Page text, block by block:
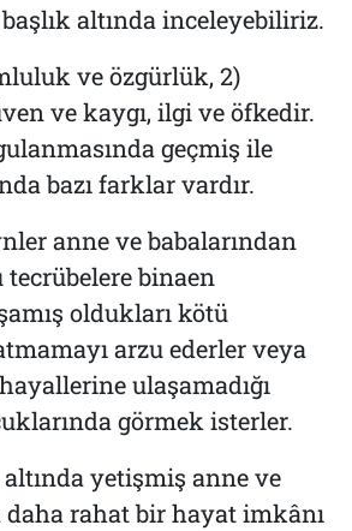
altında inceleyebiliriz.
ve özgürlük, 2)
ve kaygı, ilgi ve öfkedir.
geçmiş ile
bazı farklar vardır.
anne ve babalarından
binaen
oldukları kötü
arzu ederler veya
ulaşamadığı
görmek isterler.
altında yetişmiş anne ve
daha rahat bir hayat imkânı